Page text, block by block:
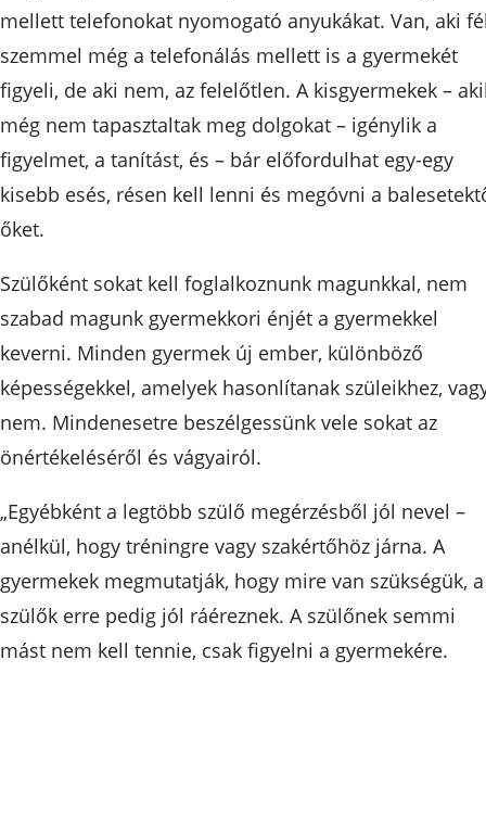
mellett telefonokat nyomogató anyukákat. Van, aki
szemmel még a telefonálás mellett is a gyermekét
figyeli, de aki nem, az felelőtlen. A kisgyermekek –
még nem tapasztaltak meg dolgokat – igénylik a
figyelmet, a tanítást, és – bár előfordulhat egy-egy
kisebb esés, résen kell lenni és megóvni a
őket.
Szülőként sokat kell foglalkoznunk magunkkal, nem
szabad magunk gyermekkori énjét a gyermekkel
keverni. Minden gyermek új ember, különböző
képességekkel, amelyek hasonlítanak szüleikhez,
nem. Mindenesetre beszélgessünk vele sokat az
önértékeléséről és vágyairól.
„Egyébként a legtöbb szülő megérzésből jól nevel –
anélkül, hogy tréningre vagy szakértőhöz járna. A
gyermekek megmutatják, hogy mire van szükségük, a
szülők erre pedig jól ráéreznek. A szülőnek semmi
mást nem kell tennie, csak figyelni a gyermekére.